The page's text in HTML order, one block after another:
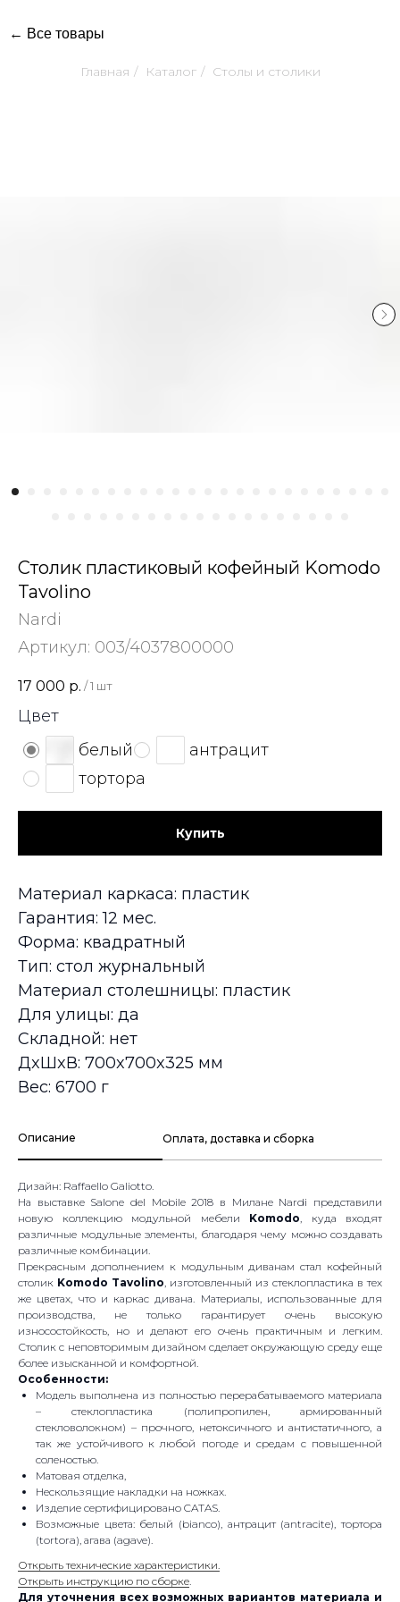
← Все товары
Главная / Каталог / Столы и столики
Столик пластиковый кофейный Komodo
Tavolino
Nardi
Артикул: 003/4037800000
17 000 р. / 1 шт
Цвет
белый
антрацит
тортора
Купить
Материал каркаса: пластик
Гарантия: 12 мес.
Форма: квадратный
Тип: стол журнальный
Материал столешницы: пластик
Для улицы: да
Складной: нет
ДxШxВ: 700x700x325 мм
Вес: 6700 г
Описание Оплата, доставка и сборка
Дизайн: Raffaello Galiotto.
На выставке Salone del Mobile 2018 в Милане Nardi представили
новую коллекцию модульной мебели Komodo, куда входят
различные модульные элементы, благодаря чему можно создавать
различные комбинации.
Прекрасным дополнением к модульным диванам стал кофейный
столик Komodo Tavolino, изготовленный из стеклопластика в тех
же цветах, что и каркас дивана. Материалы, использованные для
производства, не только гарантирует очень высокую
износостойкость, но и делают его очень практичным и легким.
Столик с неповторимым дизайном сделает окружающую среду еще
более изысканной и комфортной.
Особенности:
Модель выполнена из полностью перерабатываемого материала
– стеклопластика (полипропилен, армированный
стекловолокном) – прочного, нетоксичного и антистатичного, а
так же устойчивого к любой погоде и средам с повышенной
соленостью.
Матовая отделка,
Нескользящие накладки на ножках.
Изделие сертифицировано CATAS.
Возможные цвета: белый (bianco), антрацит (antracite), тортора
(tortora), агава (agave).
Открыть технические характеристики.
Открыть инструкцию по сборке.
Для уточнения всех возможных вариантов материала и